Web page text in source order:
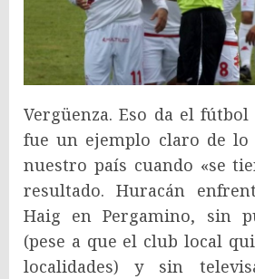
Vergüenza. Eso da el
fue un ejemplo claro de lo
nuestro país cuando «se
resultado. Huracán
Haig en Pergamino, sin
(pese a que el club local
localidades) y sin